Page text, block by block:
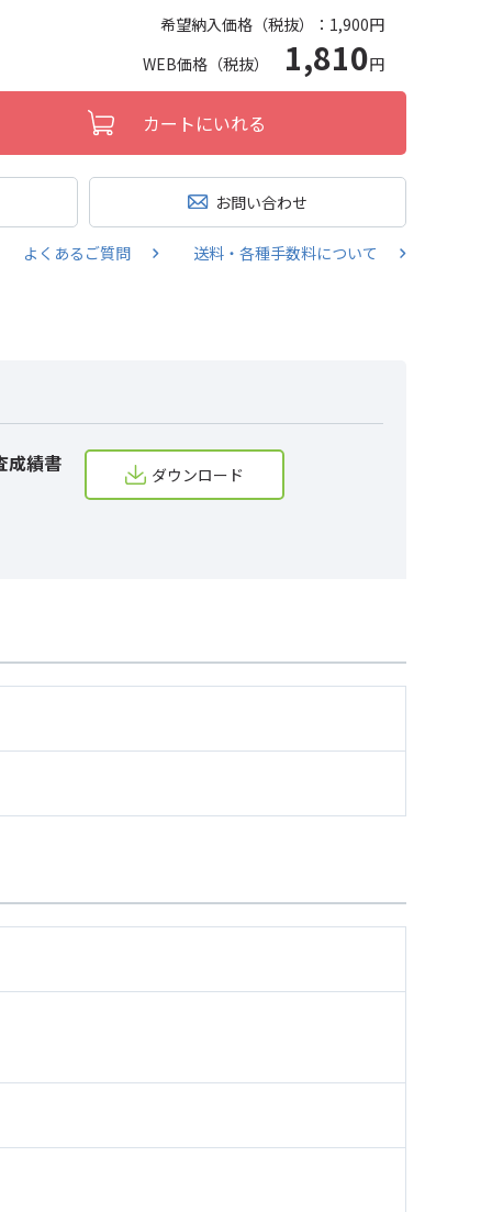
希望納入価格（税抜）： 1,900円
WEB価格（税抜） 1,810円
カートにいれる
お問い合わせ
よくあるご質問 送料・各種手数料について
成績書 ダウンロード